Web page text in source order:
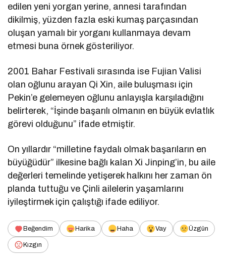
edilen yeni yorgan yerine, annesi tarafından
dikilmiş, yüzden fazla eski kumaş parçasından
oluşan yamalı bir yorganı kullanmaya devam
etmesi buna örnek gösteriliyor.
2001 Bahar Festivali sırasında ise Fujian Valisi
olan oğlunu arayan Qi Xin, aile buluşması için
Pekin’e gelemeyen oğlunu anlayışla karşıladığını
belirterek, “İşinde başarılı olmanın en büyük evlatlık
görevi olduğunu” ifade etmiştir.
On yıllardır “milletine faydalı olmak başarıların en
büyüğüdür” ilkesine bağlı kalan Xi Jinping’in, bu aile
değerleri temelinde yetişerek halkını her zaman ön
planda tuttuğu ve Çinli ailelerin yaşamlarını
iyileştirmek için çalıştığı ifade ediliyor.
Beğendim Harika Haha Vay Üzgün
Kızgın